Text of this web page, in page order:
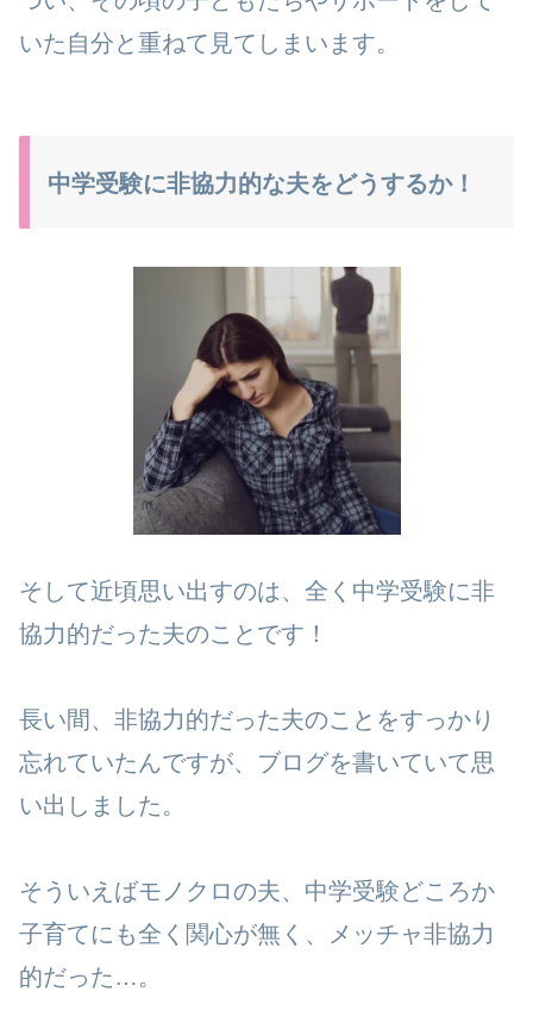
いた自分と重ねて見てしまいます。
中学受験に非協力的な夫をどうするか！
そして近頃思い出すのは、全く中学受験に非
協力的だった夫のことです！
長い間、非協力的だった夫のことをすっかり
忘れていたんですが、ブログを書いていて思
い出しました。
そういえばモノクロの夫、中学受験どころか
子育てにも全く関心が無く、メッチャ非協力
的だった…。